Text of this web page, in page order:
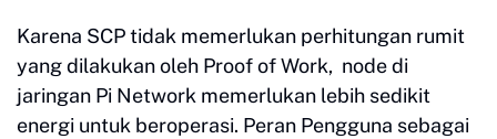
Karena SCP tidak memerlukan perhitungan rumit
yang dilakukan oleh Proof of Work, node di
jaringan Pi Network memerlukan lebih sedikit
energi untuk beroperasi. Peran Pengguna sebagai